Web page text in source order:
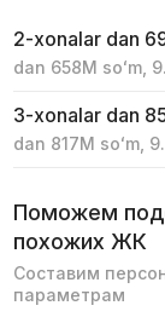
2-xonalar dan
dan 658M soʻm,
3-xonalar dan
dan 817M soʻm,
Поможем
похожих ЖК
Составим
параметрам